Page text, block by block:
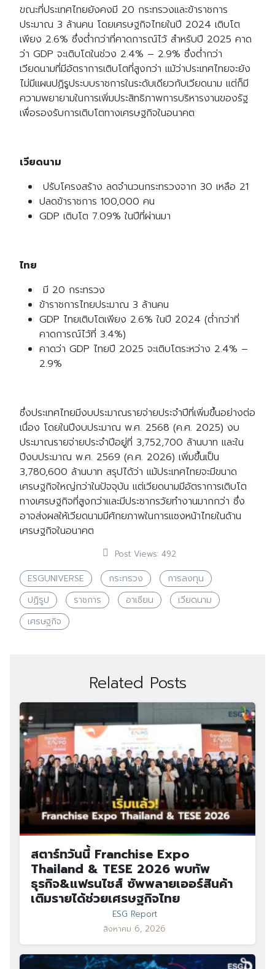
Search
for: Search
ขณะที่ประเทศไทยยังคงมี 20 กระทรวงและข้าราชการ
ประมาณ 3 ล้านคน โดยเศรษฐกิจไทยในปี 2024 เติบโต
เพียง 2.6% ซึ่งต่ำกว่าที่คาดการณ์ไว้ สำหรับปี 2025 คาด
ว่า GDP จะเติบโตในช่วง 2.4% – 2.9% ซึ่งต่ำกว่า
เวียดนามที่มีอัตราการเติบโตที่สูงกว่า แม้ว่าประเทศไทยจะยัง
ไม่มีแผนปฏิรูประบบราชการในระดับเดียวกับเวียดนาม แต่ก็มี
ความพยายามในการเพิ่มประสิทธิภาพการบริหารงานของรัฐ
เพื่อรองรับการเติบโตทางเศรษฐกิจในอนาคต
เวียดนาม
ปรับโครงสร้าง ลดจำนวนกระทรวงจาก 30 เหลือ 21
ปลดข้าราชการ 100,000 คน
GDP เติบโต 7.09% ในปีที่ผ่านมา
ไทย
มี 20 กระทรวง
ข้าราชการไทยประมาณ 3 ล้านคน
GDP ไทยเติบโตเพียง 2.6% ในปี 2024 (ต่ำกว่าที่
คาดการณ์ไว้ที่ 3.4%)
คาดว่า GDP ไทยปี 2025 จะเติบโตระหว่าง 2.4% –
2.9%
ซึ่งประเทศไทยมีงบประมาณรายจ่ายประจำปีที่เพิ่มขึ้นอย่างต่อ
เนื่อง โดยในปีงบประมาณ พ.ศ. 2568 (ค.ศ. 2025) งบ
ประมาณรายจ่ายประจำปีอยู่ที่ 3,752,700 ล้านบาท และใน
ปีงบประมาณ พ.ศ. 2569 (ค.ศ. 2026) เพิ่มขึ้นเป็น
3,780,600 ล้านบาท สรุปได้ว่า แม้ประเทศไทยจะมีขนาด
เศรษฐกิจใหญ่กว่าในปัจจุบัน แต่เวียดนามมีอัตราการเติบโต
ทางเศรษฐกิจที่สูงกว่าและมีประชากรวัยทำงานมากกว่า ซึ่ง
อาจส่งผลให้เวียดนามมีศักยภาพในการแซงหน้าไทยในด้าน
เศรษฐกิจในอนาคต
Post Views: 492
ESGUNIVERSE กระทรวง
การลงทุน
ปฏิรูป
ราชการ อาเซียน
เวียดนาม
เศรษฐกิจ
Related Posts
สตาร์ทวันนี้ Franchise Expo
Thailand & TESE 2026 พบทัพ
ธุรกิจ&แฟรนไชส์ ซัพพลายเออร์สินค้า
เติมรายได้ช่วยเศรษฐกิจไทย
ESG Report
สิงหาคม 6, 2026